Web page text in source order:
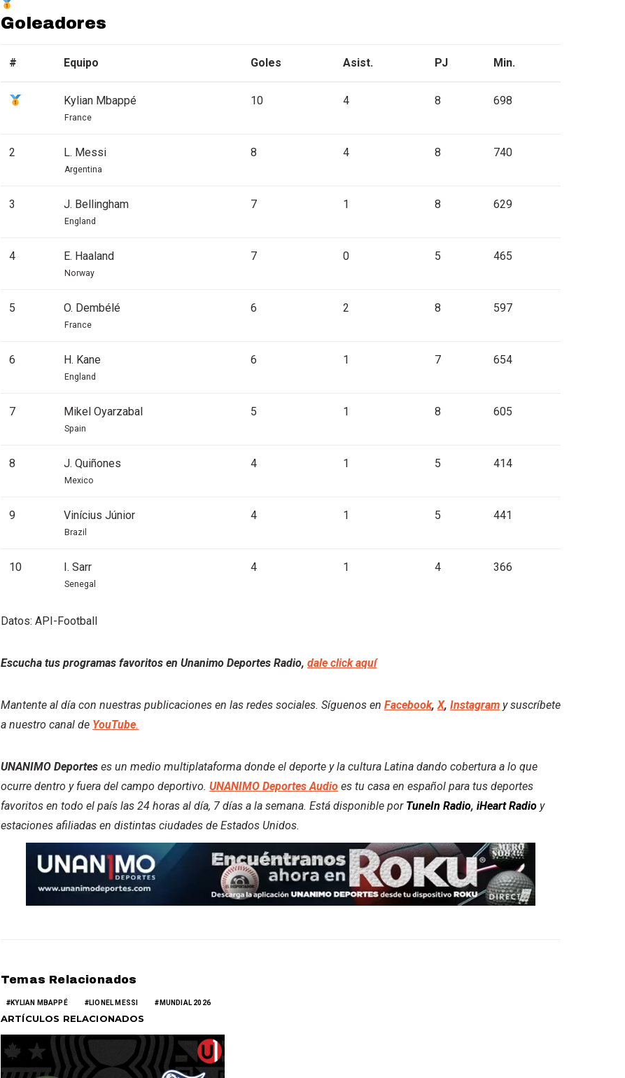
Goleadores
# Equipo Goles Asist. PJ Min.
Kylian Mbappé
France
10 4 8 698
2 L. Messi
Argentina
8 4 8 740
3 J. Bellingham
England
7 1 8 629
4 E. Haaland
Norway
7 0 5 465
5 O. Dembélé
France
6 2 8 597
6 H. Kane
England
6 1 7 654
7 Mikel Oyarzabal
Spain
5 1 8 605
8 J. Quiñones
Mexico
4 1 5 414
9 Vinícius Júnior
Brazil
4 1 5 441
10 I. Sarr
Senegal
4 1 4 366
Datos: API-Football
Escucha tus programas favoritos en Unanimo Deportes Radio, dale click aquí
Mantente al día con nuestras publicaciones en las redes sociales. Síguenos en Facebook,X, Instagram y suscríbete
a nuestro canal de YouTube.
UNANIMO Deportes es un medio multiplataforma donde el deporte y la cultura Latina dando cobertura a lo que
ocurre dentro y fuera del campo deportivo. UNANIMO Deportes Audio es tu casa en español para tus deportes
favoritos en todo el país las 24 horas al día, 7 días a la semana. Está disponible por TuneIn Radio, iHeart Radio y
estaciones afiliadas en distintas ciudades de Estados Unidos.
Temas Relacionados
KYLIAN MBAPPÉ LIONEL MESSI MUNDIAL 2026
ARTÍCULOS RELACIONADOS